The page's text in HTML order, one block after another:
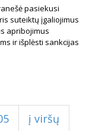
pasiekusi
suteiktų įgaliojimus
apribojimus
ir išplėsti sankcijas
į viršų